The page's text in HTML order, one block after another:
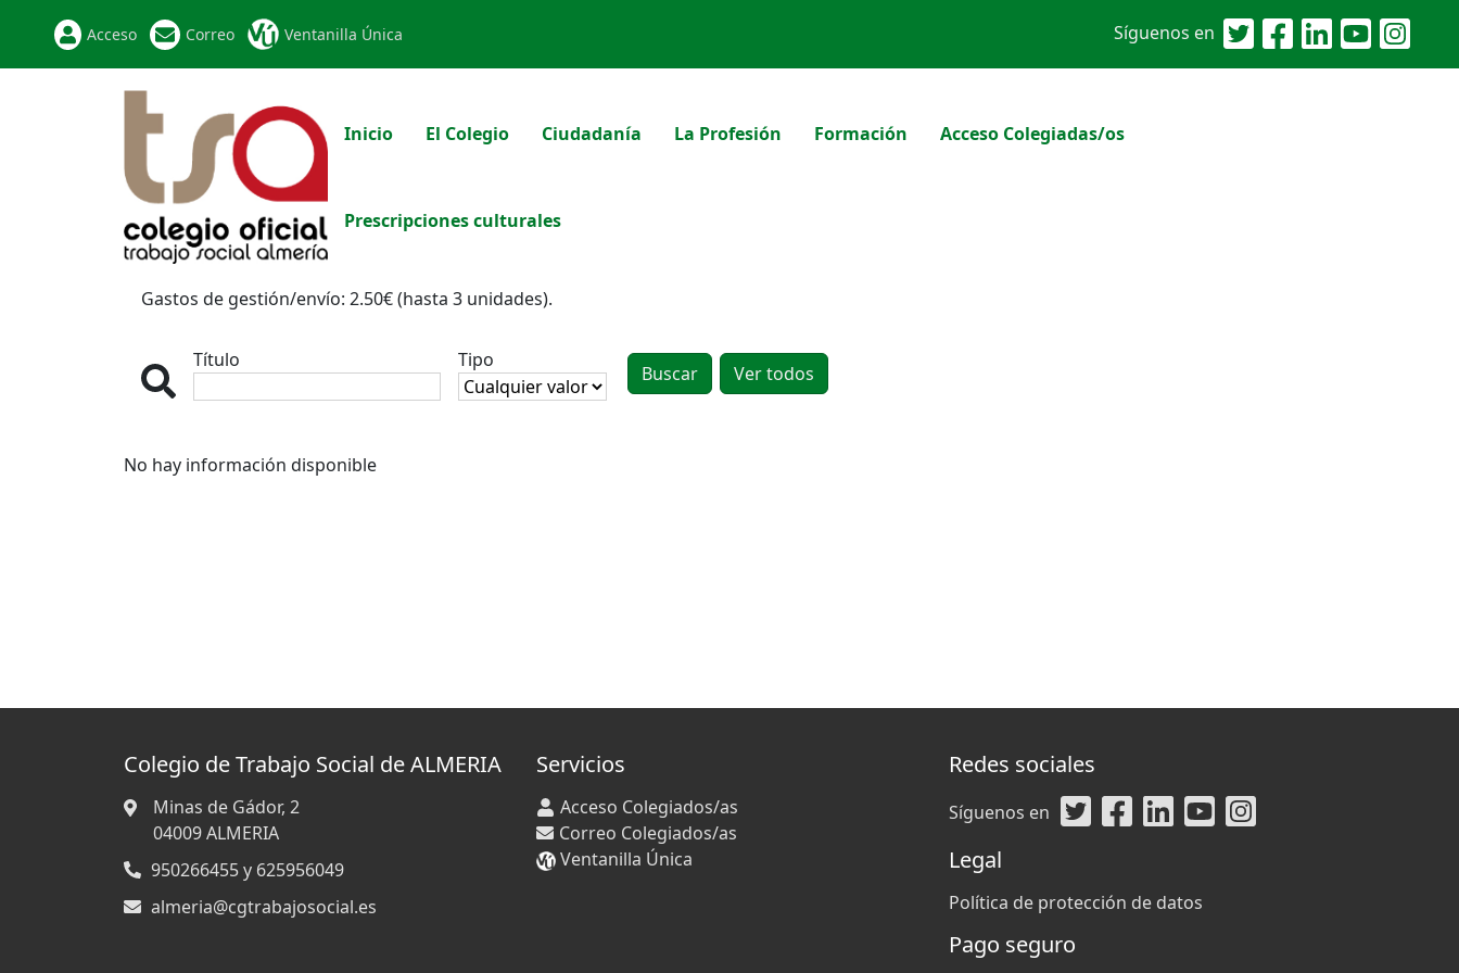
Acceso Correo Ventanilla Única Síguenos en
Inicio El Colegio Ciudadanía La Profesión Formación Acceso Colegiadas/os
Prescripciones culturales
Gastos de gestión/envío: 2.50€ (hasta 3 unidades).
Título Tipo
No hay información disponible
Colegio de Trabajo Social de ALMERIA
Minas de Gádor, 2
04009ALMERIA
950266455 y 625956049
almeria@cgtrabajosocial.es
Servicios
Acceso Colegiados/as
Correo Colegiados/as
Ventanilla Única
Redes sociales
Síguenos en
Legal
Política de protección de datos
Pago seguro